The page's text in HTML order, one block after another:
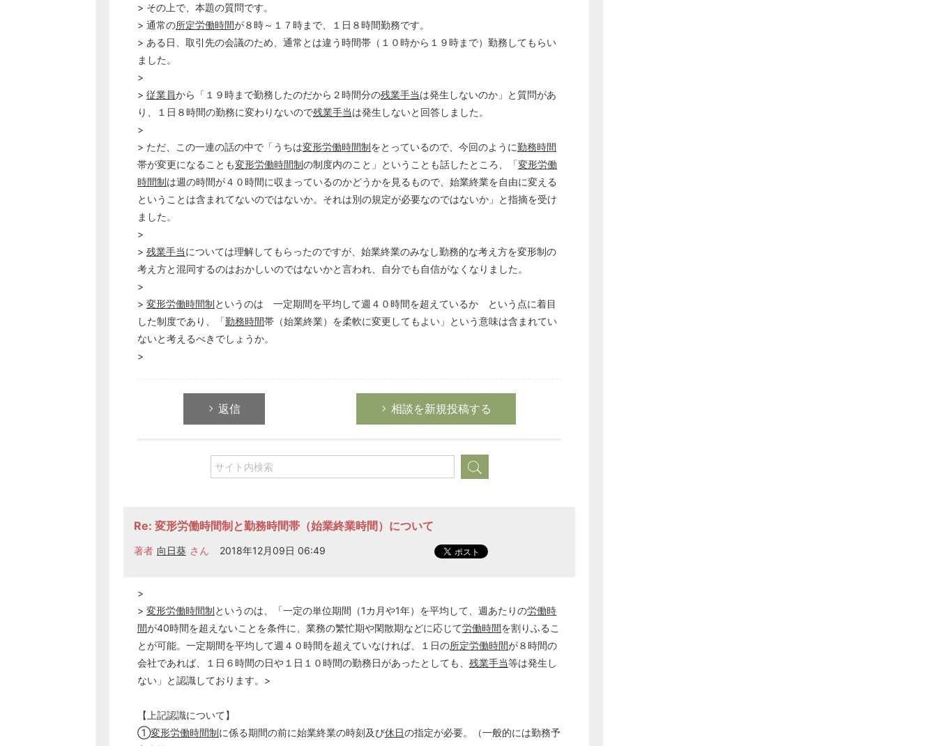
> その上で、本題の質問です。
> 通常の所定労働時間が８時～１７時まで、１日８時間勤務です。
> ある日、取引先の会議のため、通常とは違う時間帯（１０時から１９時まで）勤務してもらい
ました。
>
> 従業員から「１９時まで勤務したのだから２時間分の残業手当は発生しないのか」と質問があ
り、１日８時間の勤務に変わりないので残業手当は発生しないと回答しました。
>
> ただ、この一連の話の中で「うちは変形労働時間制をとっているので、今回のように勤務時間
帯が変更になることも変形労働時間制の制度内のこと」ということも話したところ、「変形労働
時間制は週の時間が４０時間に収まっているのかどうかを見るもので、始業終業を自由に変える
ということは含まれてないのではないか。それは別の規定が必要なのではないか」と指摘を受け
ました。
>
> 残業手当については理解してもらったのですが、始業終業のみなし勤務的な考え方を変形制の
考え方と混同するのはおかしいのではないかと言われ、自分でも自信がなくなりました。
>
> 変形労働時間制というのは 一定期間を平均して週４０時間を超えているか という点に着目
した制度であり、「勤務時間帯（始業終業）を柔軟に変更してもよい」という意味は含まれてい
ないと考えるべきでしょうか。
>
返信 相談を新規投稿する
Re: 変形労働時間制と勤務時間帯（始業終業時間）について
著者 向日葵 さん 2018年12月09日 06:49
>
> 変形労働時間制というのは、「一定の単位期間（1カ月や1年）を平均して、週あたりの労働時
間が40時間を超えないことを条件に、業務の繁忙期や閑散期などに応じて労働時間を割りふるこ
とが可能。一定期間を平均して週４０時間を超えていなければ、１日の所定労働時間が８時間の
会社であれば、１日６時間の日や１日１０時間の勤務日があったとしても、 残業手当等は発生し
ない」と認識しております。>
【上記認識について】
①変形労働時間制に係る期間の前に始業終業の時刻及び休日の指定が必要。（一般的には勤務予